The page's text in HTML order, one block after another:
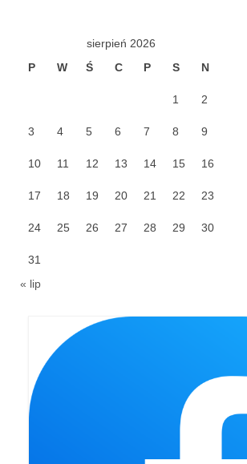
Galerie 2024
Niedziela Palmowa 24.03.2024
Wigilia Paschalna 30.03.2024
Odpust 2024
Odpust 2023
Niedziela Palmowa 2023
sierpień 2026
P
W Ś C P S N
1 2
3 4 5 6 7 8 9
10 11 12 13 14 15 16
17 18 19 20 21 22 23
24 25 26 27 28 29 30
31
« lip